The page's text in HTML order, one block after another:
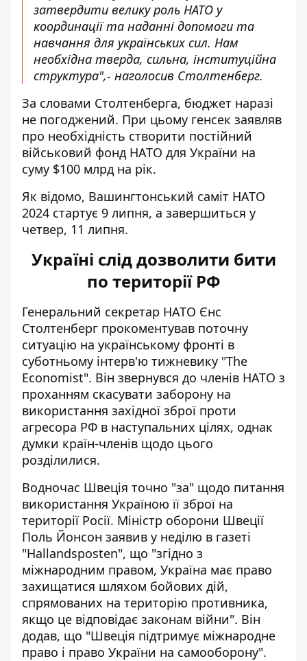
затвердити велику роль НАТО у
координації та наданні допомоги та
навчання для українських сил. Нам
необхідна тверда, сильна, інституційна
структура",- наголосив Столтенберг.
За словами Столтенберга, бюджет наразі
не погоджений. При цьому генсек заявляв
про необхідність створити постійний
військовий фонд НАТО для України на
суму $100 млрд на рік.
Як відомо, Вашингтонський саміт НАТО
2024 стартує 9 липня, а завершиться у
четвер, 11 липня.
Україні слід дозволити бити
по території РФ
Генеральний секретар НАТО Єнс
Столтенберг прокоментував поточну
ситуацію на українському фронті в
суботньому інтерв'ю тижневику "The
Economist". Він звернувся до членів НАТО з
проханням скасувати заборону на
використання західної зброї проти
агресора РФ в наступальних цілях, однак
думки країн-членів щодо цього
розділилися.
Водночас Швеція точно "за" щодо питання
використання Україною її зброї на
території Росії. Міністр оборони Швеції
Поль Йонсон заявив у неділю в газеті
"Hallandsposten", що "згідно з
міжнародним правом, Україна має право
захищатися шляхом бойових дій,
спрямованих на територію противника,
якщо це відповідає законам війни". Він
додав, що "Швеція підтримує міжнародне
право і право України на самооборону".